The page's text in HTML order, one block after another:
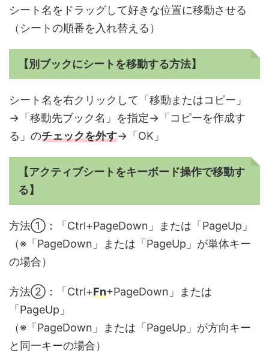
シート名をドラッグして好きな位置に移動させる
（シートの順番を入れ替える）
【別ブックにシートを移動する方法】
シート名を右クリックして「移動またはコピー」
→「移動先ブック名」を指定→「コピーを作成す
る」のチェックを外す→「OK」
【アクティブシートをキーボード操作で移動す
る】
方法①：「Ctrl+PageDown」または「PageUp」
（※「PageDown」または「PageUp」が単体キー
の場合）
方法②：「Ctrl+Fn+PageDown」または
「PageUp」
（※「PageDown」または「PageUp」が方向キー
と同一キーの場合）